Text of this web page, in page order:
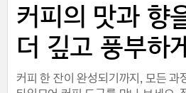
커피의 맛과 향
더 깊고 풍부하게
커피 한 잔이 완성되기까지, 모든 과